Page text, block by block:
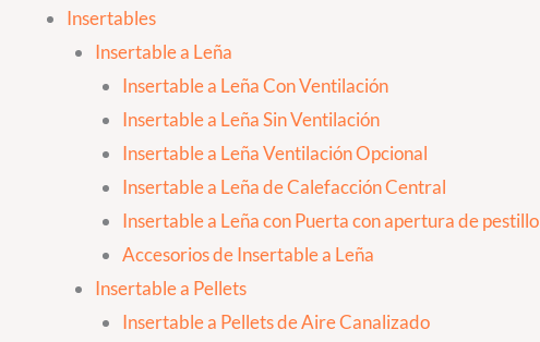
Insertables
Insertable a Leña
Insertable a Leña Con Ventilación
Insertable a Leña Sin Ventilación
Insertable a Leña Ventilación Opcional
Insertable a Leña de Calefacción Central
Insertable a Leña con Puerta con apertura de pestillo
Accesorios de Insertable a Leña
Insertable a Pellets
Insertable a Pellets de Aire Canalizado